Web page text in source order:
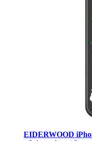
EIDERWOOD